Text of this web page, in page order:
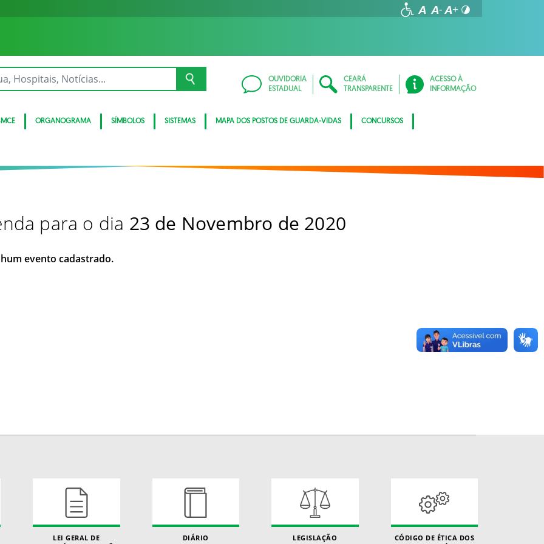
OUVIDORIA
ESTADUAL
CEARÁ
TRANSPARENTE
ACESSO À
INFORMAÇÃO
ORGANOGRAMA SÍMBOLOS SISTEMAS MAPA DOS POSTOS DE GUARDA-VIDAS CONCURSOS
para o dia 23 de Novembro de 2020
evento cadastrado.
LEI GERAL DE
DIÁRIO
LEGISLAÇÃO
CÓDIGO DE ÉTICA DOS